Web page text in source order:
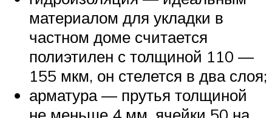
материалом для укладки в
частном доме считается
полиэтилен с толщиной 110 —
155 мкм, он стелется в два слоя;
арматура — прутья толщиной